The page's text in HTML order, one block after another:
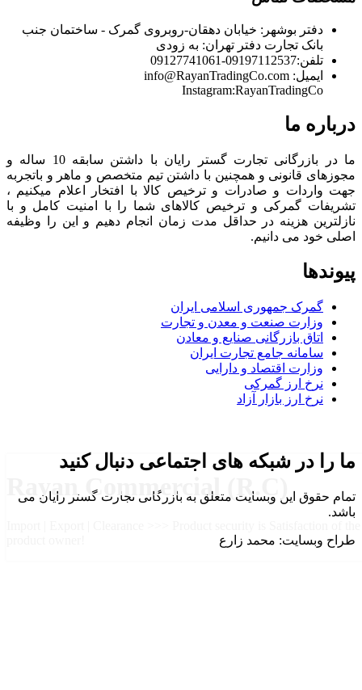
Rayan Commercial (R.C)
دفتر بوشهر: خیابان دهقان-روبروی گمرک - ساختمان جنب
بانک تجارت دفتر تهران: به زودی
تلفن:09197112537-09127741061
ایمیل: info@RayanTradingCo.com
Instagram:RayanTradingCo
درباره ما
ما در بازرگانی تجارت گستر رایان با داشتن سابقه 10 ساله و
مجوزهای قانونی و همچنین با داشتن تیم متخصص و ماهر و باتجربه
جهت واردات و صادرات و ترخیص کالا با افتخار اعلام میکنیم ،
تشریفات گمرکی و ترخیص کالاهای شما را با امنیت کامل و با
نازلترین هزینه در حداقل مدت زمان انجام دهیم و این را وظیفه
اصلی خود می دانیم.
پیوندها
گمرک جمهوری اسلامی ایران
وزارت صنعت و معدن و تجارت
اتاق بازرگانی صنایع و معادن
سامانه جامع تجارت ایران
وزارت اقتصاد و دارایی
نرخ ارز گمرکی
نرخ ارز بازار آزاد
ما را در شبکه های اجتماعی دنبال کنید
تمام حقوق این وبسایت متعلق به بازرگانی تجارت گستر رایان می
باشد.
طراح وبسایت: محمد زارع